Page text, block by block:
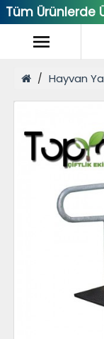
Tüm Ürünlerde
Hayvan